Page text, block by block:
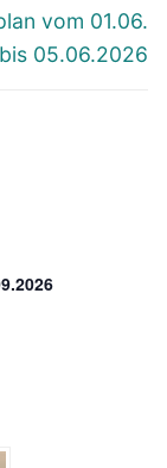
vom 01.06.
bis 05.06.2026